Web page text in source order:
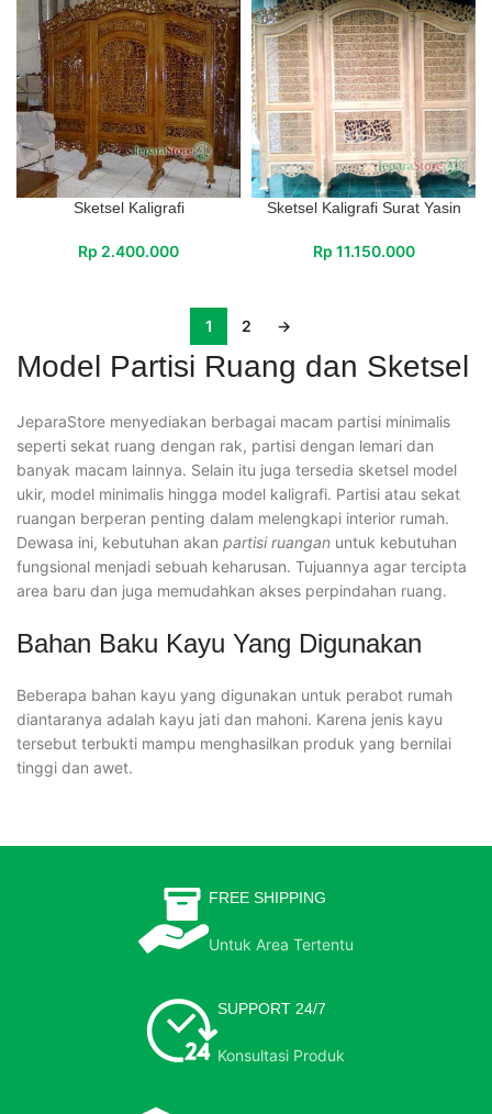
Sketsel Kaligrafi
Rp 2.400.000
Sketsel Kaligrafi Surat Yasin
Rp 11.150.000
1 2 →
Model Partisi Ruang dan Sketsel
JeparaStore menyediakan berbagai macam partisi minimalis
seperti sekat ruang dengan rak, partisi dengan lemari dan
banyak macam lainnya. Selain itu juga tersedia sketsel model
ukir, model minimalis hingga model kaligrafi. Partisi atau sekat
ruangan berperan penting dalam melengkapi interior rumah.
Dewasa ini, kebutuhan akan partisi ruangan untuk kebutuhan
fungsional menjadi sebuah keharusan. Tujuannya agar tercipta
area baru dan juga memudahkan akses perpindahan ruang.
Bahan Baku Kayu Yang Digunakan
Beberapa bahan kayu yang digunakan untuk perabot rumah
diantaranya adalah kayu jati dan mahoni. Karena jenis kayu
tersebut terbukti mampu menghasilkan produk yang bernilai
tinggi dan awet.
FREE SHIPPING
Untuk Area Tertentu
SUPPORT 24/7
Konsultasi Produk